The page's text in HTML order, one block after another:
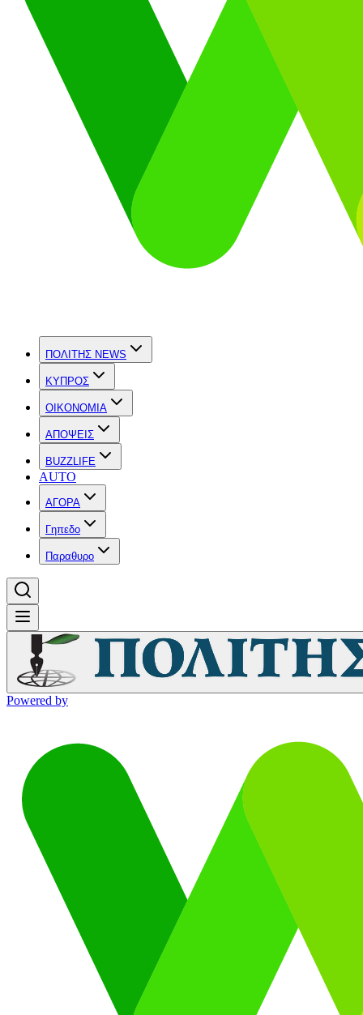
ΠΟΛΙΤΗΣ NEWS
ΚΥΠΡΟΣ
OIKONOMIA
ΑΠΟΨΕΙΣ
BUZZLIFE
AUTO
ΑΓΟΡΑ
Γηπεδο
Παραθυρο
Powered by